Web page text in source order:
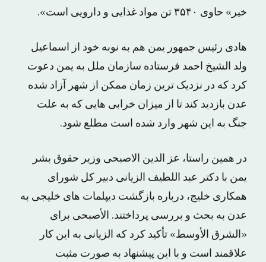
خیر» حاوی ۳۵۴۰ تن مواد غذایی و دارویی است».
هادی رئیس جمهور یمن هم به نوبه خود از اسماعیل
ولد الشیخ احمد فرستاده سازمان ملل به یمن دعوت
کرد که در نزدیک ترین زمان ممکن از شهر آزاد شده
عدن بازدید کند تا از میزان خرابی هایی که به علت
جنگ به این شهر وارد شده است مطلع شود.
در همین راستا، عز الدین الاصبحی وزیر حقوق بشر
یمن با دکتر عبد اللطیف الزیانی دبیر کل شورای
همکاری خلیج، درباره بازگشت دیپلمات های خلیجی به
عدن به بحث و بررسی پرداختند. الأصبحی برای
«الشرق الأوسط» تأکید کرد که الزیانی به این کار
علاقمند است و با این پیشنهاد به صورت مثبت